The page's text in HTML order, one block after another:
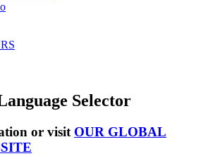
Selector
or visit OUR GLOBAL